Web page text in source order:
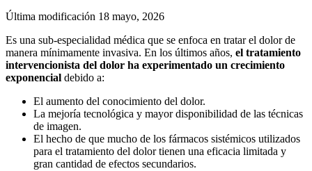
Última modificación 18 mayo, 2026
Es una sub-especialidad médica que se enfoca en tratar el dolor de
manera mínimamente invasiva. En los últimos años, el tratamiento
intervencionista del dolor ha experimentado un crecimiento
exponencial debido a:
El aumento del conocimiento del dolor.
La mejoría tecnológica y mayor disponibilidad de las técnicas
de imagen.
El hecho de que mucho de los fármacos sistémicos utilizados
para el tratamiento del dolor tienen una eficacia limitada y
gran cantidad de efectos secundarios.